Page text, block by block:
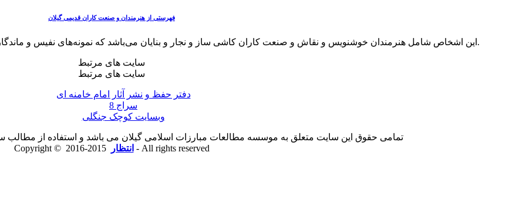
فهرستی از هنرمندان و صنعت کاران قدیمی گیلان
این اشخاص شامل هنرمندان خوشنویس و نقاش و صنعت کاران کاشی ساز و نجار و بنایان می‌باشد که نمونه‌های نفیس و ماندگار آثار آنان در جای جای این سرزمین سر سبز و پربرکت پراکنده است.
سایت های مرتبط
سایت های مرتبط
دفتر حفظ و نشر آثار امام خامنه ای
سراج 8
وبسایت کوچک جنگلی
تمامی حقوق این سایت متعلق به موسسه مطالعات مبارزات اسلامی گیلان می باشد و استفاده از مطالب
Copyright ©
انتظار 2015-2016 - All rights reserved